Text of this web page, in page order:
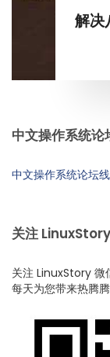
解决
中文操作系统论
中文操作系统论坛
关注 LinuxStory
关注 LinuxStory 微
每天为您带来热腾